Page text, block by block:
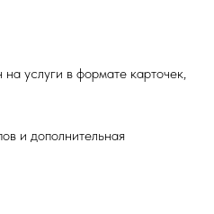
услуги в формате карточек,
и дополнительная